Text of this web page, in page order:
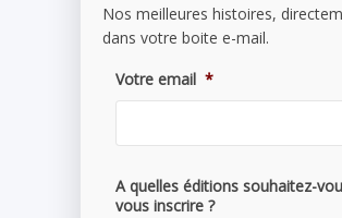
Nos meilleures histoires,
dans votre boite e-mail.
Votre email *
A quelles éditions souhaitez-
vous inscrire ?